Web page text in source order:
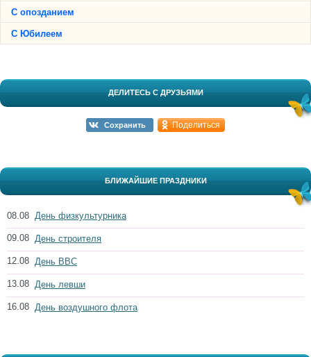
С опозданием
С Юбилеем
ДЕЛИТЕСЬ С ДРУЗЬЯМИ
Сохранить Поделиться
БЛИЖАЙШИЕ ПРАЗДНИКИ
08.08 День физкультурника
09.08 День строителя
12.08 День ВВС
13.08 День левши
16.08 День воздушного флота